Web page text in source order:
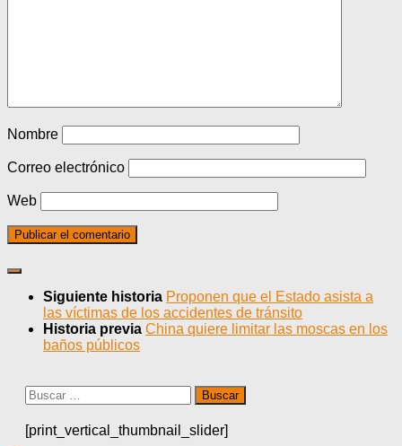
Nombre
Correo electrónico
Web
Siguiente historia Proponen que el Estado asista a
las víctimas de los accidentes de tránsito
Historia previa China quiere limitar las moscas en los
baños públicos
Buscar:
[print_vertical_thumbnail_slider]